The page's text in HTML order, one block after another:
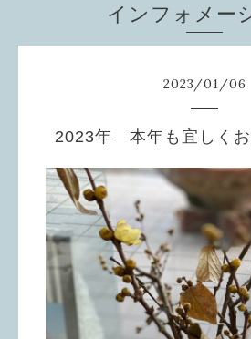
インフォメー
2023/01/06
2023年 本年も宜しくお